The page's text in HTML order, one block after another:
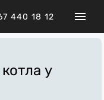
440 18 12
у